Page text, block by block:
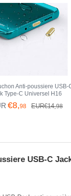
Anti-poussiere USB-
Type-C Universel H16
Apple iPhone 15 Pro Or
€8,98 EUR€14,98
USB-C